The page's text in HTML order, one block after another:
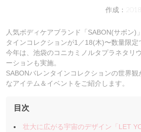
作成：
人気ボディケアブランド「SABON(サボン)
タインコレクションが1／18(木)〜数量限定
今年は、池袋のコニカミノルタプラネタリ
ーションも実施。
SABONバレンタインコレクションの世界
なアイテム＆イベントをご紹介します。
目次
壮大に広がる宇宙のデザイン「LET